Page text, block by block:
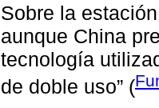
Sobre la
aunque China
tecnología
de doble uso” (